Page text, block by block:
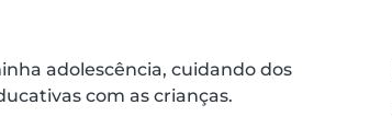
adolescência, cuidando dos
com as crianças.